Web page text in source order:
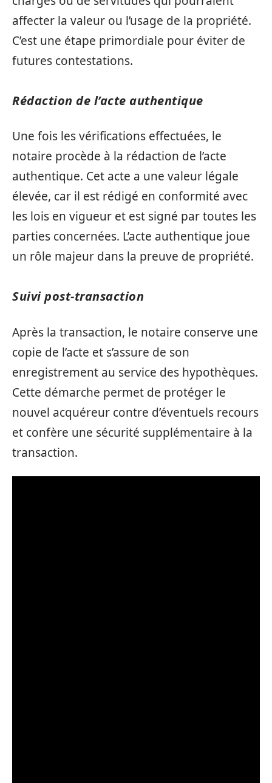
affecter la valeur ou l’usage de la propriété.
C’est une étape primordiale pour éviter de
futures contestations.
Rédaction de l’acte authentique
Une fois les vérifications effectuées, le
notaire procède à la rédaction de l’acte
authentique. Cet acte a une valeur légale
élevée, car il est rédigé en conformité avec
les lois en vigueur et est signé par toutes les
parties concernées. L’acte authentique joue
un rôle majeur dans la preuve de propriété.
Suivi post-transaction
Après la transaction, le notaire conserve une
copie de l’acte et s’assure de son
enregistrement au service des hypothèques.
Cette démarche permet de protéger le
nouvel acquéreur contre d’éventuels recours
et confère une sécurité supplémentaire à la
transaction.